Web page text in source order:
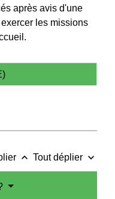
après avis d'une
les missions
keyboard_arrow_up Tout déplier keyboard_arrow_down